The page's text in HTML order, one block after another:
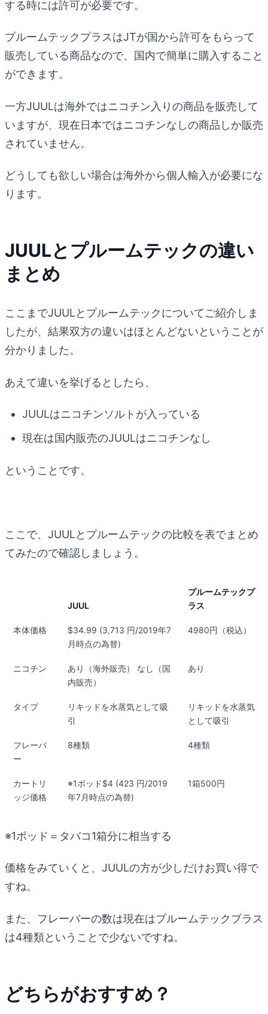
する時には許可が必要です。
プルームテックプラスはJTが国から許可をもらって
販売している商品なので、国内で簡単に購入すること
ができます。
一方JUULは海外ではニコチン入りの商品を販売して
いますが、現在日本ではニコチンなしの商品しか販売
されていません。
どうしても欲しい場合は海外から個人輸入が必要にな
ります。
JUULとプルームテックの違い
まとめ
ここまでJUULとプルームテックについてご紹介しま
したが、結果双方の違いはほとんどないということが
分かりました。
あえて違いを挙げるとしたら、
JUULはニコチンソルトが入っている
現在は国内販売のJUULはニコチンなし
ということです。
ここで、JUULとプルームテックの比較を表でまとめ
てみたので確認しましょう。
JUUL
プルームテックプ
ラス
本体価格
$34.99 (3,713 円/2019年7
月時点の為替)
4980円（税込）
ニコチン
あり（海外販売） なし（国
内販売）
あり
タイプ
リキッドを水蒸気として吸
引
リキッドを水蒸気
として吸引
フレーバ
ー
8種類 4種類
カートリ
ッジ価格
※1ポッド$4 (423 円/2019
年7月時点の為替)
1箱500円
※1ポッド＝タバコ1箱分に相当する
価格をみていくと、JUULの方が少しだけお買い得で
すね。
また、フレーバーの数は現在はプルームテックプラス
は4種類ということで少ないですね。
どちらがおすすめ？